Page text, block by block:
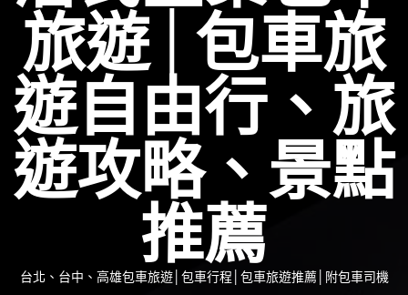
旅遊│包車旅
遊自由行、旅
遊攻略、景點
推薦
台北、台中、高雄包車旅遊│包車行程│包車旅遊推薦│附包車司機